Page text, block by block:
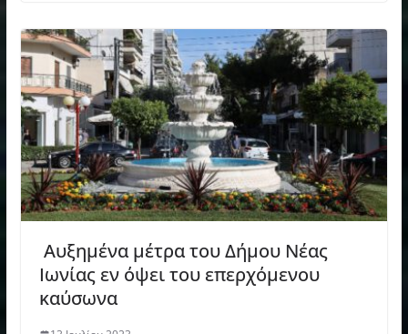
Αυξημένα μέτρα του Δήμου Νέας
Ιωνίας εν όψει του επερχόμενου
καύσωνα